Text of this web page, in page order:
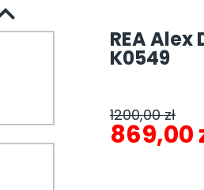
REA Alex
K0549
1200,00zł
869,00